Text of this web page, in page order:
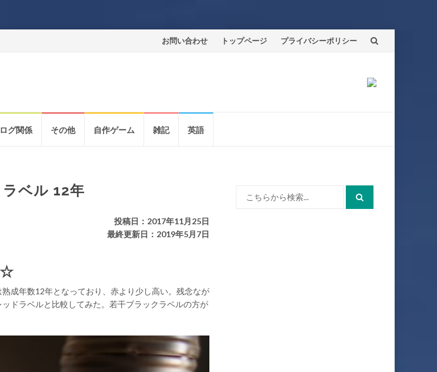
コ
ツ
ッ
お問い合わせ トップページ プライバシーポリシー
グ関係 その他 自作ゲーム 雑記 英語
ベル 12年
投稿日：2017年11月25日
最終更新日：2019年5月7日
成年数12年となっており、赤より少し高い。残念なが
ドラベルと比較してみた。若干ブラックラベルの方が